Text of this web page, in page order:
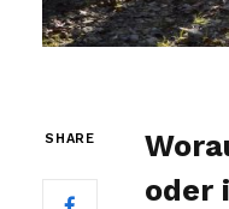
SHARE
oder